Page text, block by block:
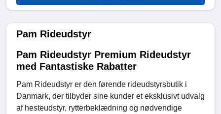
Pam Rideudstyr
Pam Rideudstyr Premium Rideudstyr
med Fantastiske Rabatter
Pam Rideudstyr er den førende rideudstyrsbutik i
Danmark, der tilbyder sine kunder et eksklusivt udvalg
af hesteudstyr, rytterbeklædning og nødvendige